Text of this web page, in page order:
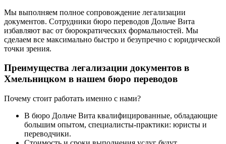
Мы выполняем полное сопровождение легализации
документов. Сотрудники бюро переводов Дольче Вита
избавляют вас от бюрократических формальностей. Мы
сделаем все максимально быстро и безупречно с юридической
точки зрения.
Преимущества легализации документов в
Хмельницком в нашем бюро переводов
Почему стоит работать именно с нами?
В бюро Дольче Вита квалифицированные, обладающие
большим опытом, специалисты-практики: юристы и
переводчики.